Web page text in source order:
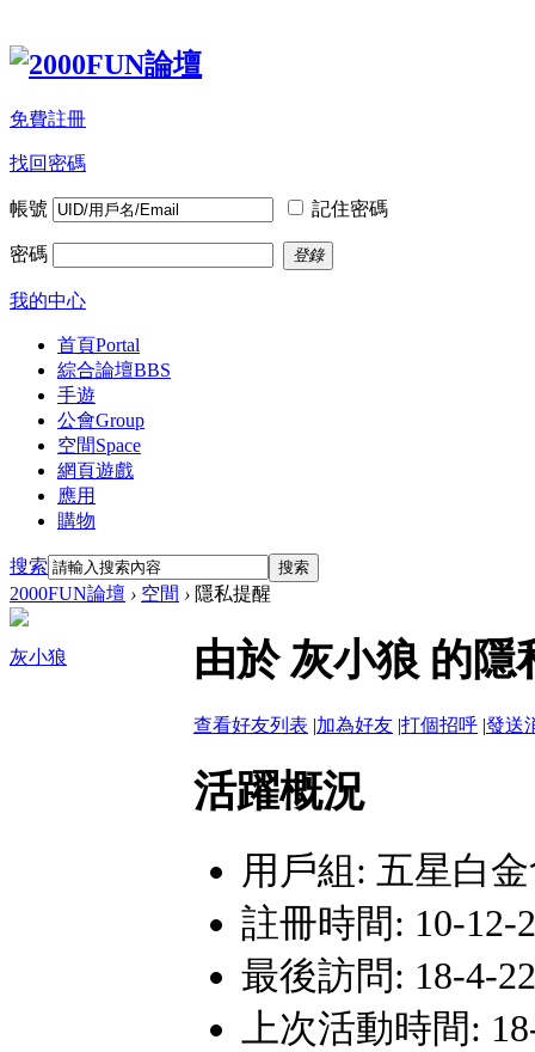
免費註冊
找回密碼
帳號 記住密碼
密碼 登錄
我的中心
首頁Portal
綜合論壇BBS
手遊
公會Group
空間Space
網頁遊戲
應用
購物
搜索 搜索
2000FUN論壇 › 空間 › 隱私提醒
灰小狼 由於 灰小狼 的
查看好友列表 |加為好友 |打個招呼 |發送
活躍概況
用戶組: 五星白
註冊時間: 10-12-
最後訪問: 18-4-
上次活動時間: